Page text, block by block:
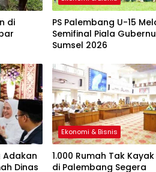
di
PS Palembang U-15
Semifinal Piala
Sumsel 2026
Adakan
Dinas
Ekonomi & Bisnis
1.000 Rumah Tak
di Palembang Segera